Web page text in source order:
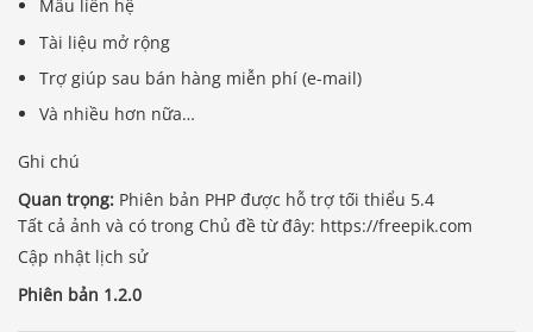
Mẫu liên hệ
Tài liệu mở rộng
Trợ giúp sau bán hàng miễn phí (e-mail)
Và nhiều hơn nữa…
Ghi chú
Quan trọng: Phiên bản PHP được hỗ trợ tối thiểu 5.4
Tất cả ảnh và có trong Chủ đề từ đây: https://freepik.com
Cập nhật lịch sử
Phiên bản 1.2.0